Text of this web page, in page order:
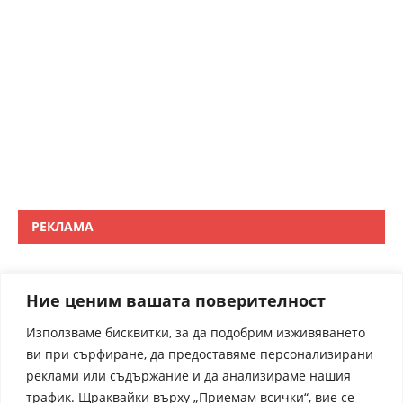
Ние ценим вашата поверителност
Използваме бисквитки, за да подобрим изживяването
ви при сърфиране, да предоставяме персонализирани
реклами или съдържание и да анализираме нашия
трафик. Щраквайки върху „Приемам всички“, вие се
РЕКЛАМА